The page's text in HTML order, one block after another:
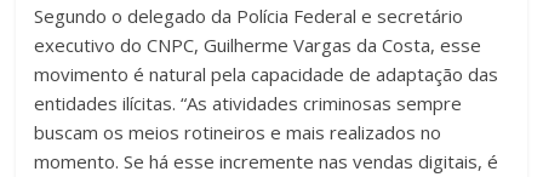
Segundo o delegado da Polícia Federal e secretário
executivo do CNPC, Guilherme Vargas da Costa, esse
movimento é natural pela capacidade de adaptação das
entidades ilícitas. “As atividades criminosas sempre
buscam os meios rotineiros e mais realizados no
momento. Se há esse incremente nas vendas digitais, é